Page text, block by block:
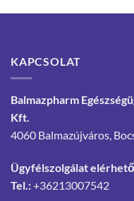
KAPCSOLAT
Balmazpharm
Kft.
4060 Balmazújváros,
Ügyfélszolgálat
Tel.:+36213007542